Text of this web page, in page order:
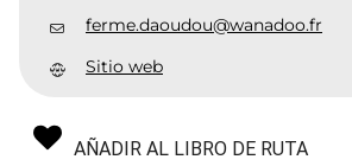
ferme.daoudou@wanadoo.fr
Sitio web
AÑADIR AL LIBRO DE RUTA